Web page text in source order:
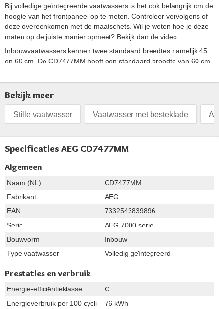
Bij volledige geïntegreerde vaatwassers is het ook belangrijk om de
hoogte van het frontpaneel op te meten. Controleer vervolgens of
deze overeenkomen met de maatschets. Wil je weten hoe je deze
maten op de juiste manier opmeet? Bekijk dan de video.
Inbouwvaatwassers kennen twee standaard breedtes namelijk 45
en 60 cm. De CD7477MM heeft een standaard breedte van 60 cm.
Bekijk meer
Stille vaatwasser Vaatwasser met besteklade
Specificaties AEG CD7477MM
Algemeen
Naam (NL)
CD7477MM
Fabrikant
AEG
EAN
7332543839896
Serie
AEG 7000 serie
Bouwvorm
Inbouw
Type vaatwasser
Volledig geïntegreerd
Prestaties en verbruik
Energie-efficiëntieklasse
C
Energieverbruik per 100 cycli
76 kWh